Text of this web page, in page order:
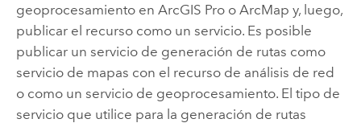
geoprocesamiento en ArcGIS Proo ArcMap y, luego,
publicar el recurso como un servicio. Es posible
publicar un servicio de generación de rutas como
servicio de mapas con el recurso de análisis de red
o como un servicio de geoprocesamiento. El tipo de
servicio que utilice para la generación de rutas